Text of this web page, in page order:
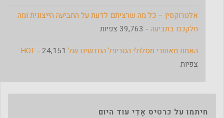
אלטרוקסין – כל מה שרציתם לדעת על התביעה הייצוגית ומה
חלקכם בתביעה - 39,763 צפיות
האמת מאחורי מסלולי הטריפל החדשים של HOT - 24,151
צפיות
חיתמו על כרטיס אָדִי עוד היום